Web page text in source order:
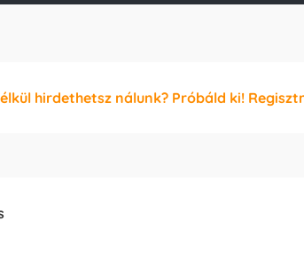
hirdethetsz nálunk? Próbáld ki!